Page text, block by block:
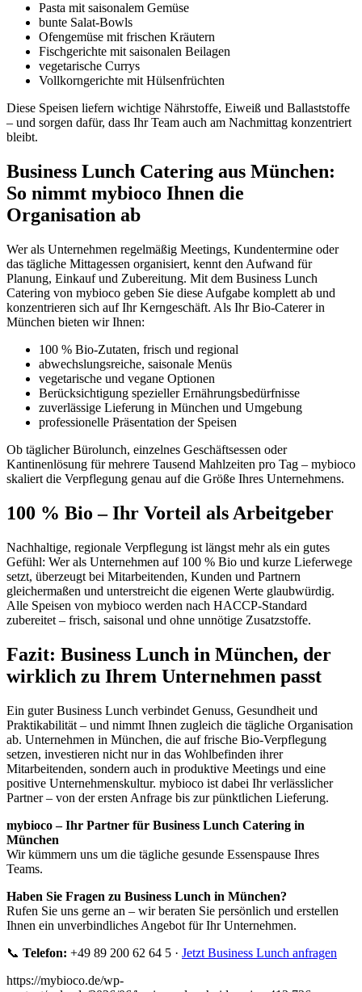
Pasta mit saisonalem Gemüse
bunte Salat-Bowls
Ofengemüse mit frischen Kräutern
Fischgerichte mit saisonalen Beilagen
vegetarische Currys
Vollkorngerichte mit Hülsenfrüchten
Diese Speisen liefern wichtige Nährstoffe, Eiweiß und Ballaststoffe
– und sorgen dafür, dass Ihr Team auch am Nachmittag konzentriert
bleibt.
Business Lunch Catering aus München:
So nimmt mybioco Ihnen die
Organisation ab
Wer als Unternehmen regelmäßig Meetings, Kundentermine oder
das tägliche Mittagessen organisiert, kennt den Aufwand für
Planung, Einkauf und Zubereitung. Mit dem Business Lunch
Catering von mybioco geben Sie diese Aufgabe komplett ab und
konzentrieren sich auf Ihr Kerngeschäft. Als Ihr Bio-Caterer in
München bieten wir Ihnen:
100 % Bio-Zutaten, frisch und regional
abwechslungsreiche, saisonale Menüs
vegetarische und vegane Optionen
Berücksichtigung spezieller Ernährungsbedürfnisse
zuverlässige Lieferung in München und Umgebung
professionelle Präsentation der Speisen
Ob täglicher Bürolunch, einzelnes Geschäftsessen oder
Kantinenlösung für mehrere Tausend Mahlzeiten pro Tag – mybioco
skaliert die Verpflegung genau auf die Größe Ihres Unternehmens.
100 % Bio – Ihr Vorteil als Arbeitgeber
Nachhaltige, regionale Verpflegung ist längst mehr als ein gutes
Gefühl: Wer als Unternehmen auf 100 % Bio und kurze Lieferwege
setzt, überzeugt bei Mitarbeitenden, Kunden und Partnern
gleichermaßen und unterstreicht die eigenen Werte glaubwürdig.
Alle Speisen von mybioco werden nach HACCP-Standard
zubereitet – frisch, saisonal und ohne unnötige Zusatzstoffe.
Fazit: Business Lunch in München, der
wirklich zu Ihrem Unternehmen passt
Ein guter Business Lunch verbindet Genuss, Gesundheit und
Praktikabilität – und nimmt Ihnen zugleich die tägliche Organisation
ab. Unternehmen in München, die auf frische Bio-Verpflegung
setzen, investieren nicht nur in das Wohlbefinden ihrer
Mitarbeitenden, sondern auch in produktive Meetings und eine
positive Unternehmenskultur. mybioco ist dabei Ihr verlässlicher
Partner – von der ersten Anfrage bis zur pünktlichen Lieferung.
mybioco – Ihr Partner für Business Lunch Catering in
München
Wir kümmern uns um die tägliche gesunde Essenspause Ihres
Teams.
Haben Sie Fragen zu Business Lunch in München?
Rufen Sie uns gerne an – wir beraten Sie persönlich und erstellen
Ihnen ein unverbindliches Angebot für Ihr Unternehmen.
📞 Telefon: +49 89 200 62 64 5 · Jetzt Business Lunch anfragen
https://mybioco.de/wp-